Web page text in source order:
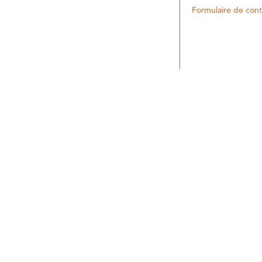
Formulaire de